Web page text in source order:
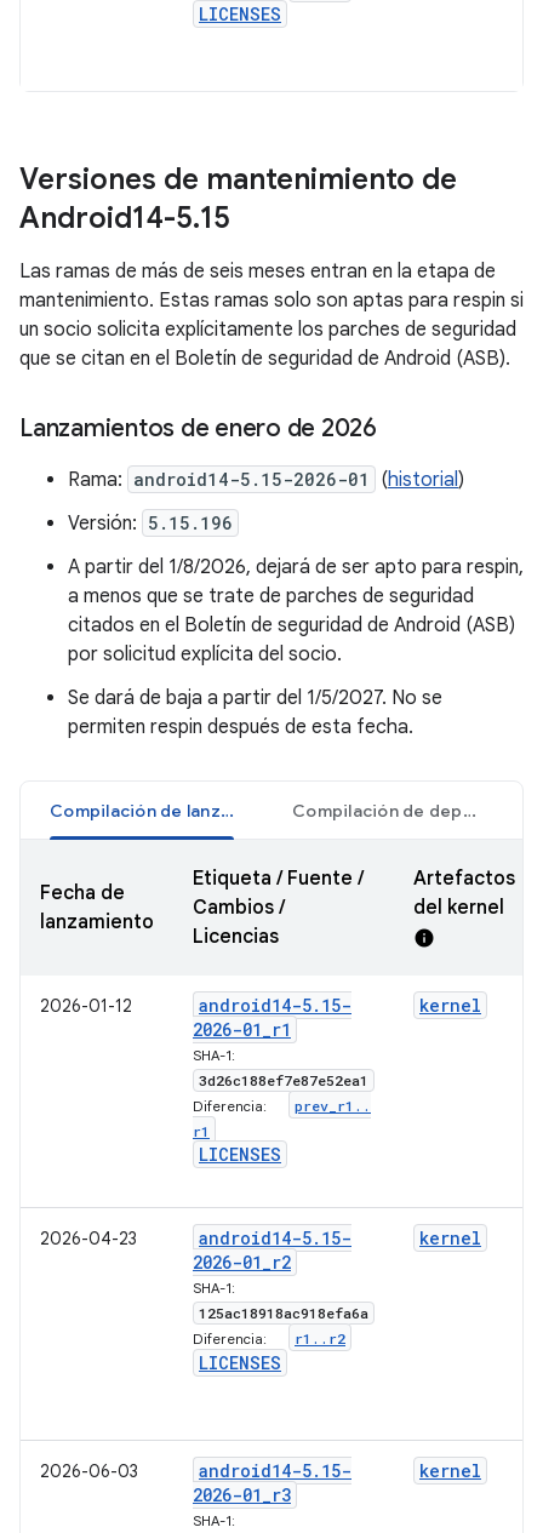
LICENSES
Versiones de mantenimiento de
Android14-5.15
Las ramas de más de seis meses entran en la etapa de
mantenimiento. Estas ramas solo son aptas para respin si
un socio solicita explícitamente los parches de seguridad
que se citan en el Boletín de seguridad de Android (ASB).
Lanzamientos de enero de 2026
Rama: android14-5.15-2026-01 (historial)
Versión: 5.15.196
A partir del 1/8/2026, dejará de ser apto para respin,
a menos que se trate de parches de seguridad
citados en el Boletín de seguridad de Android (ASB)
por solicitud explícita del socio.
Se dará de baja a partir del 1/5/2027. No se
permiten respin después de esta fecha.
Compilación de lanzamiento Compilación de depuración
Fecha de
lanzamiento
Etiqueta / Fuente /
Cambios /
Licencias
Artefactos
del kernel
info
2026-01-12 android14-5. 15-
2026-01_r1
SHA-1:
3d26c188ef7e87e52ea1
Diferencia: prev r1 . .
r1
LICENSES
kernel
2026-04-23 android14-5. 15-
2026-01_r2
SHA-1:
125ac18918ac918efa6a
Diferencia: r1 . . r2
LICENSES
kernel
2026-06-03 android14-5. 15-
2026-01_r3
SHA-1:
kernel